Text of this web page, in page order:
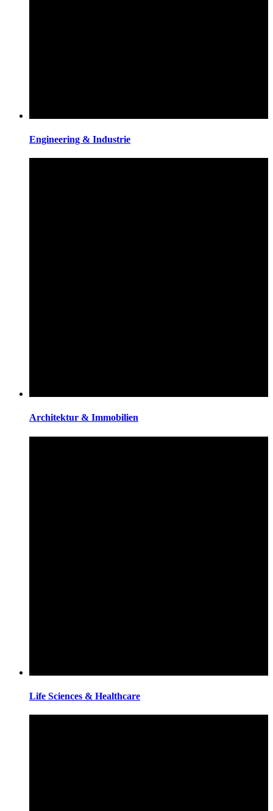
Engineering & Industrie
Architektur & Immobilien
Life Sciences & Healthcare